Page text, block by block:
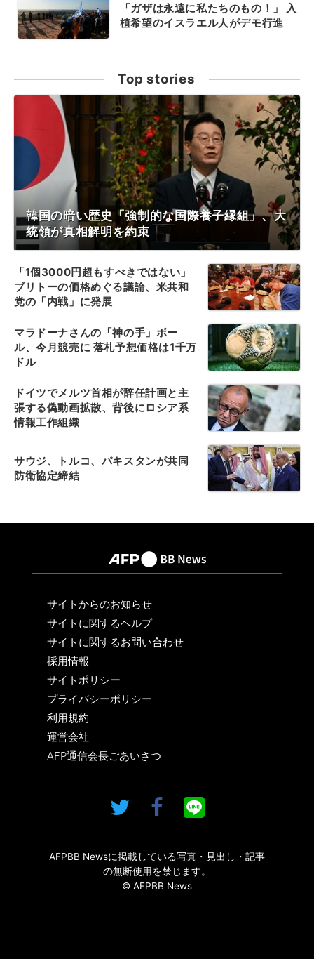
「ガザは永遠に私たちのもの！」 入
植希望のイスラエル人がデモ行進
Top stories
韓国の暗い歴史「強制的な国際養子縁組」、大
統領が真相解明を約束
「1個3000円超もすべきではない」
ブリトーの価格めぐる議論、米共和
党の「内戦」に発展
マラドーナさんの「神の手」ボー
ル、今月競売に 落札予想価格は1千万
ドル
ドイツでメルツ首相が辞任計画と主
張する偽動画拡散、背後にロシア系
情報工作組織
サウジ、トルコ、パキスタンが共同
防衛協定締結
サイトからのお知らせ
サイトに関するヘルプ
サイトに関するお問い合わせ
採用情報
サイトポリシー
プライバシーポリシー
利用規約
運営会社
AFP通信会長ごあいさつ
AFPBB Newsに掲載している写真・見出し・記事
の無断使用を禁じます。
© AFPBB News